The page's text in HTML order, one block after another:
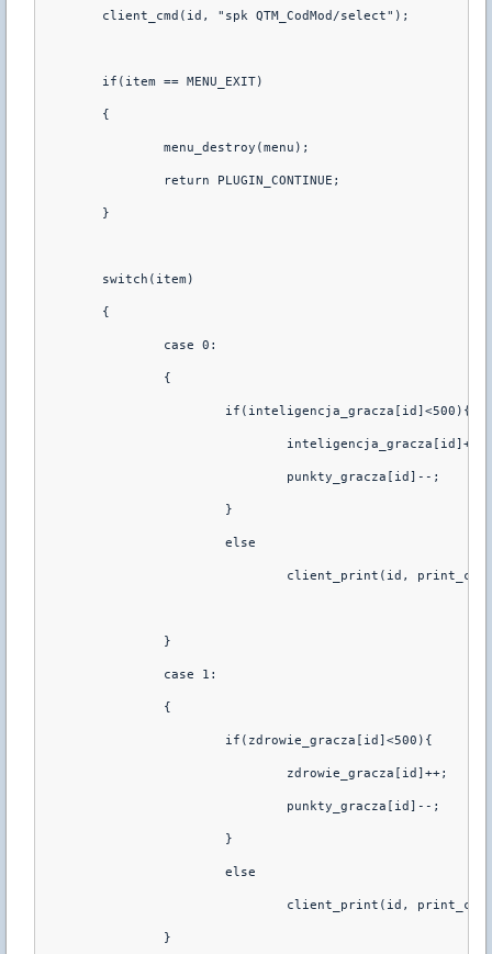
        client_cmd(id, "spk QTM_CodMod/select");
        if(item == MENU_EXIT)
        {
                menu_destroy(menu);
                return PLUGIN_CONTINUE;
        }
        switch(item)
        {
                case 0:
                {
                        if(inteligencja_gracza[id]<500){
                                inteligencja_gracza[id]++;
                                punkty_gracza[id]--;
                        }
                        else
client_print(id,
                }
                case 1:
                {
                        if(zdrowie_gracza[id]<500){
                                zdrowie_gracza[id]++;
                                punkty_gracza[id]--;
                        }
                        else
client_print(id,
                }